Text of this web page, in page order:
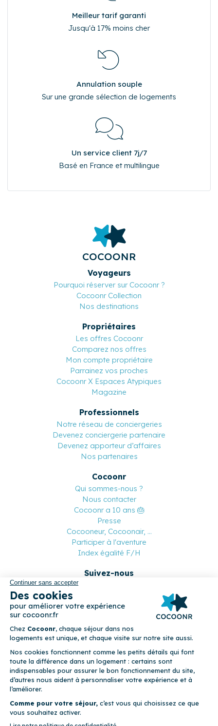
Meilleur tarif garanti
Jusqu'à 17% moins cher
Annulation souple
Sur une grande sélection de logements
Un service client 7j/7
Basé en France et multilingue
COCOONR
Voyageurs
Pourquoi réserver sur Cocoonr ?
Cocoonr Collection
Nos destinations
Propriétaires
Les offres Cocoonr
Comparez nos offres
Mon compte propriétaire
Parrainez vos proches
Cocoonr X Espaces Atypiques
Magazine
Professionnels
Notre réseau de conciergeries
Devenez conciergerie partenaire
Devenez apporteur d’affaires
Nos partenaires
Cocoonr
Qui sommes-nous ?
Nous contacter
Cocoonr a 10 ans 🎂
Presse
Cocooneur, Cocoonair, ...
Participer à l'aventure
Index égalité F/H
Suivez-nous
location–CGU– Politique de confidentialité–Politique de
Cocoonr est conçu et développé à Rennes 🇫🇷